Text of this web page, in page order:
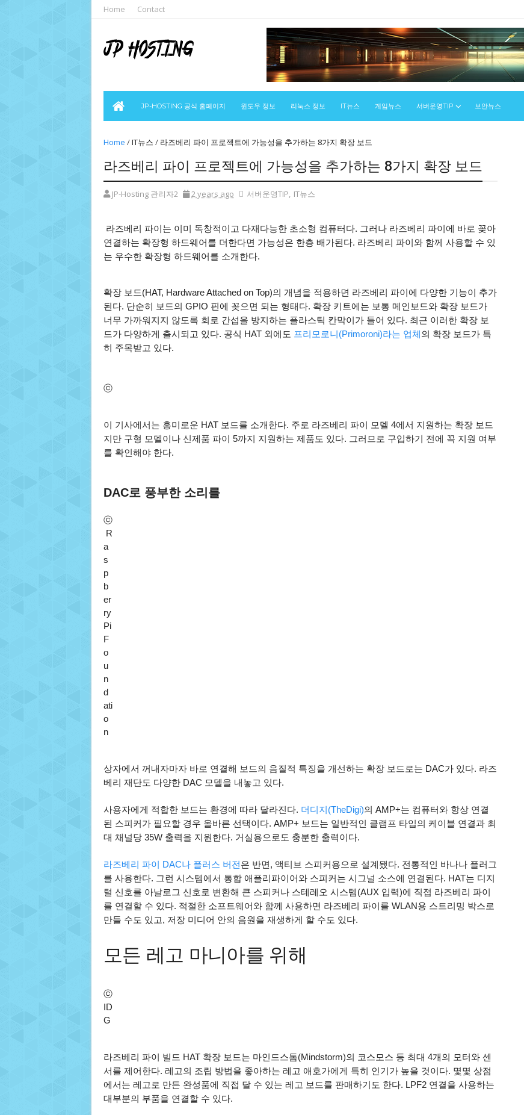
Home Contact
JP-HOSTING 공식 홈페이지 윈도우 정보 리눅스 정보 IT뉴스 게임뉴스 서버운영TIP 보안뉴스
Home /IT뉴스 / 라즈베리 파이 프로젝트에 가능성을 추가하는 8가지 확장 보드
라즈베리 파이 프로젝트에 가능성을 추가하는 8가지 확장 보드
JP-Hosting 관리자2 2 years ago 서버운영TIP, IT뉴스
라즈베리 파이는 이미 독창적이고 다재다능한 초소형 컴퓨터다. 그러나 라즈베리 파이에 바로 꽂아
연결하는 확장형 하드웨어를 더한다면 가능성은 한층 배가된다. 라즈베리 파이와 함께 사용할 수 있
는 우수한 확장형 하드웨어를 소개한다.
확장 보드(HAT, Hardware Attached on Top)의 개념을 적용하면 라즈베리 파이에 다양한 기능이 추가
된다. 단순히 보드의 GPIO 핀에 꽂으면 되는 형태다. 확장 키트에는 보통 메인보드와 확장 보드가
너무 가까워지지 않도록 회로 간섭을 방지하는 플라스틱 칸막이가 들어 있다. 최근 이러한 확장 보
드가 다양하게 출시되고 있다. 공식 HAT 외에도 프리모로니(Primoroni)라는 업체의 확장 보드가 특
히 주목받고 있다.
ⓒ
이 기사에서는 흥미로운 HAT 보드를 소개한다. 주로 라즈베리 파이 모델 4에서 지원하는 확장 보드
지만 구형 모델이나 신제품 파이 5까지 지원하는 제품도 있다. 그러므로 구입하기 전에 꼭 지원 여부
를 확인해야 한다.
DAC로 풍부한 소리를
ⓒ
R
a
s
p
b
er
ry
Pi
F
o
u
n
d
ati
o
n
상자에서 꺼내자마자 바로 연결해 보드의 음질적 특징을 개선하는 확장 보드로는 DAC가 있다. 라즈
베리 재단도 다양한 DAC 모델을 내놓고 있다.
사용자에게 적합한 보드는 환경에 따라 달라진다. 더디지(TheDigi)의 AMP+는 컴퓨터와 항상 연결
된 스피커가 필요할 경우 올바른 선택이다. AMP+ 보드는 일반적인 클램프 타입의 케이블 연결과 최
대 채널당 35W 출력을 지원한다. 거실용으로도 충분한 출력이다.
라즈베리 파이 DAC나 플러스 버전은 반면, 액티브 스피커용으로 설계됐다. 전통적인 바나나 플러그
를 사용한다. 그런 시스템에서 통합 애플리파이어와 스피커는 시그널 소스에 연결된다. HAT는 디지
털 신호를 아날로그 신호로 변환해 큰 스피커나 스테레오 시스템(AUX 입력)에 직접 라즈베리 파이
를 연결할 수 있다. 적절한 소프트웨어와 함께 사용하면 라즈베리 파이를 WLAN용 스트리밍 박스로
만들 수도 있고, 저장 미디어 안의 음원을 재생하게 할 수도 있다.
모든 레고 마니아를 위해
ⓒ
ID
G
라즈베리 파이 빌드 HAT 확장 보드는 마인드스톰(Mindstorm)의 코스모스 등 최대 4개의 모터와 센
서를 제어한다. 레고의 조립 방법을 좋아하는 레고 애호가에게 특히 인기가 높을 것이다. 몇몇 상점
에서는 레고로 만든 완성품에 직접 달 수 있는 레고 보드를 판매하기도 한다. LPF2 연결을 사용하는
대부분의 부품을 연결할 수 있다.